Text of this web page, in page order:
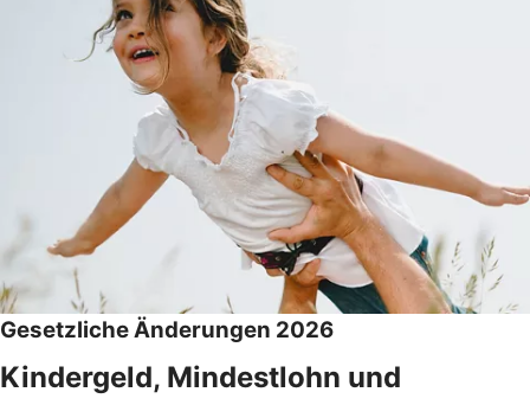
Gesetzliche Änderungen 2026
Kindergeld, Mindestlohn und